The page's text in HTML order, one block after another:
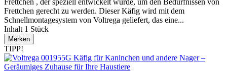
Frettchen , der speziell entwickelt wurde, um den Bedürfnissen von
Frettchen gerecht zu werden. Dieser Käfig wird mit dem
Schnellmontagesystem von Voltrega geliefert, das eine...
Inhalt 1 Stück
Merken
TIPP!